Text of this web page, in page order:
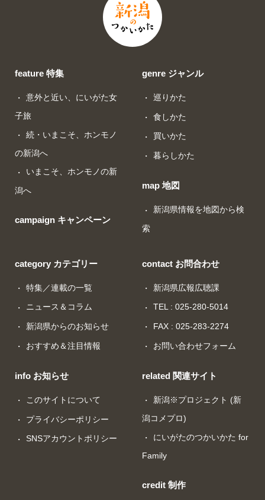
feature 特集
意外と近い、にいがた女
子旅
続・いまこそ、ホンモノ
の新潟へ
いまこそ、ホンモノの新
潟へ
campaign キャンペーン
genre ジャンル
巡りかた
食しかた
買いかた
暮らしかた
map 地図
新潟県情報を地図から検
索
category カテゴリー
特集／連載の一覧
ニュース＆コラム
新潟県からのお知らせ
おすすめ＆注目情報
info お知らせ
このサイトについて
プライバシーポリシー
SNSアカウントポリシー
contact お問合わせ
新潟県広報広聴課
TEL : 025-280-5014
FAX : 025-283-2274
お問い合わせフォーム
related 関連サイト
新潟※プロジェクト (新
潟コメプロ)
にいがたのつかいかた for
Family
credit 制作